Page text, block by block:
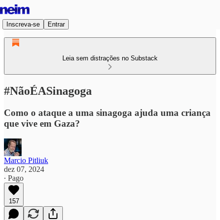
Inscreva-se Entrar
Leia sem distrações no Substack
#NãoÉASinagoga
Como o ataque a uma sinagoga ajuda uma criança
que vive em Gaza?
Marcio Pitliuk
dez 07, 2024
∙ Pago
157